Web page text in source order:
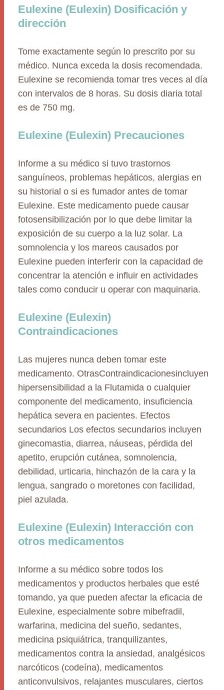
Eulexine (Eulexin) Dosificación y
dirección
Tome exactamente según lo prescrito por su
médico. Nunca exceda la dosis recomendada.
Eulexine se recomienda tomar tres veces al día
con intervalos de 8 horas. Su dosis diaria total
es de 750 mg.
Eulexine (Eulexin) Precauciones
Informe a su médico si tuvo trastornos
sanguíneos, problemas hepáticos, alergias en
su historial o si es fumador antes de tomar
Eulexine. Este medicamento puede causar
fotosensibilización por lo que debe limitar la
exposición de su cuerpo a la luz solar. La
somnolencia y los mareos causados por
Eulexine pueden interferir con la capacidad de
concentrar la atención e influir en actividades
tales como conducir u operar con maquinaria.
Eulexine (Eulexin)
Contraindicaciones
Las mujeres nunca deben tomar este
medicamento. OtrasContraindicacionesincluyen
hipersensibilidad a la Flutamida o cualquier
componente del medicamento, insuficiencia
hepática severa en pacientes. Efectos
secundarios Los efectos secundarios incluyen
ginecomastia, diarrea, náuseas, pérdida del
apetito, erupción cutánea, somnolencia,
debilidad, urticaria, hinchazón de la cara y la
lengua, sangrado o moretones con facilidad,
piel azulada.
Eulexine (Eulexin) Interacción con
otros medicamentos
Informe a su médico sobre todos los
medicamentos y productos herbales que esté
tomando, ya que pueden afectar la eficacia de
Eulexine, especialmente sobre mibefradil,
warfarina, medicina del sueño, sedantes,
medicina psiquiátrica, tranquilizantes,
medicamentos contra la ansiedad, analgésicos
narcóticos (codeína), medicamentos
anticonvulsivos, relajantes musculares, ciertos